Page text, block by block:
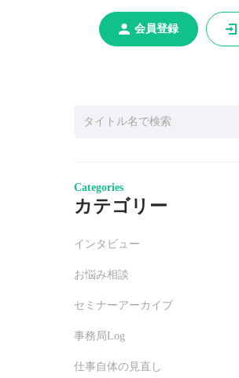
会員登録
Categories
カテゴリー
インタビュー
お悩み相談
セミナーアーカイブ
事務局Log
仕事自体の見直し